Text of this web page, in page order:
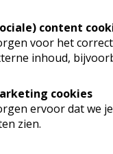
vinden geen
content
voor het
inhoud,
cookies
ervoor dat we
zien.